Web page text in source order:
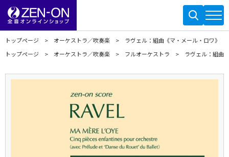
トップページ オーケストラ／吹奏楽
ラヴェル：組曲《マ・メール・ロワ》
トップページ
オーケストラ／吹奏楽 フルオーケストラ ラヴェル：組曲